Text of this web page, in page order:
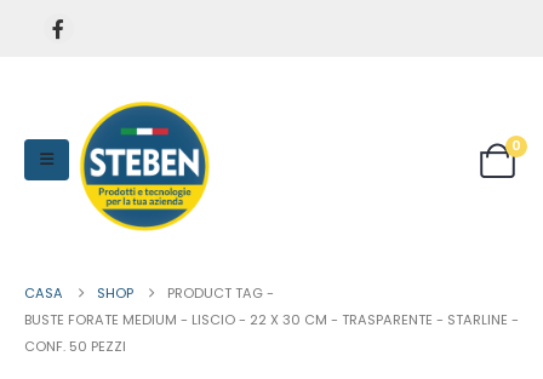
0
CASA SHOP
PRODUCT TAG -
BUSTE FORATE MEDIUM - LISCIO - 22 X 30 CM - TRASPARENTE - STARLINE -
CONF. 50 PEZZI